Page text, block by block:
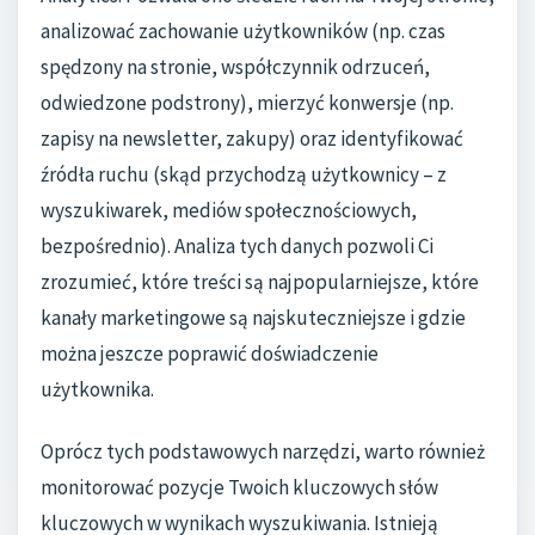
analizować zachowanie użytkowników (np. czas
spędzony na stronie, współczynnik odrzuceń,
odwiedzone podstrony), mierzyć konwersje (np.
zapisy na newsletter, zakupy) oraz identyfikować
źródła ruchu (skąd przychodzą użytkownicy – z
wyszukiwarek, mediów społecznościowych,
bezpośrednio). Analiza tych danych pozwoli Ci
zrozumieć, które treści są najpopularniejsze, które
kanały marketingowe są najskuteczniejsze i gdzie
można jeszcze poprawić doświadczenie
użytkownika.
Oprócz tych podstawowych narzędzi, warto również
monitorować pozycje Twoich kluczowych słów
kluczowych w wynikach wyszukiwania. Istnieją